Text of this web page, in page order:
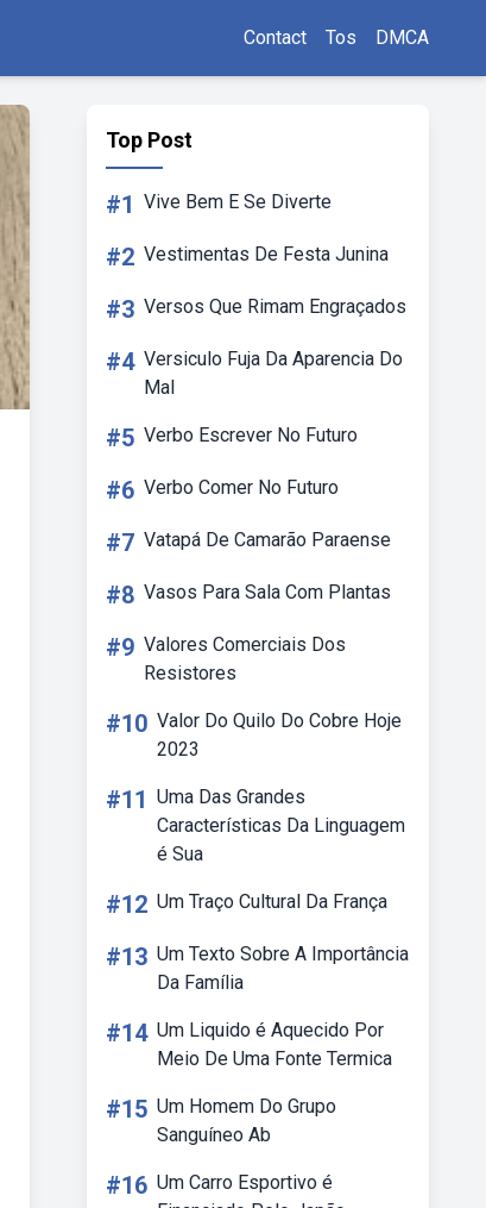
Contact Tos DMCA
Top Post
#1 Vive Bem E Se Diverte
#2 Vestimentas De Festa Junina
#3 Versos Que Rimam Engraçados
#4 Versiculo Fuja Da Aparencia Do
Mal
#5 Verbo Escrever No Futuro
#6 Verbo Comer No Futuro
#7 Vatapá De Camarão Paraense
#8 Vasos Para Sala Com Plantas
#9 Valores Comerciais Dos
Resistores
#10 Valor Do Quilo Do Cobre Hoje
2023
#11 Uma Das Grandes
Características Da Linguagem
é Sua
#12 Um Traço Cultural Da França
#13 Um Texto Sobre A Importância
Da Família
#14 Um Liquido é Aquecido Por
Meio De Uma Fonte Termica
#15 Um Homem Do Grupo
Sanguíneo Ab
#16 Um Carro Esportivo é